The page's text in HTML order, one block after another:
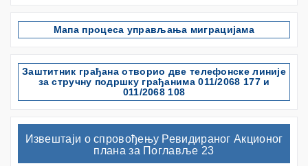
Мапа процеса управљања миграцијама
Заштитник грађана отворио две телефонске линије
за стручну подршку грађанима 011/2068 177 и
011/2068 108
Извештаји о спровођењу Ревидираног Акционог
плана за Поглавље 23